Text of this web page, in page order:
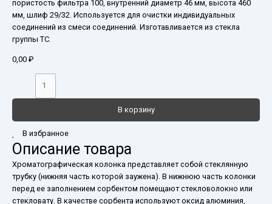
пористость фильтра 100, внутренний диаметр 46 мм, высота 460
мм, шлиф 29/32. Используется для очистки индивидуальных
соединений из смеси соединений. Изготавливается из стекла
группы ТС.
0,00 ₽
В корзину
В избранное
Описание товара
Хроматографическая колонка представляет собой стеклянную
трубку (нижняя часть которой заужена). В нижнюю часть колонки
перед ее заполнением сорбентом помещают стекловолокно или
стекловату. В качестве сорбента используют оксид алюминия,